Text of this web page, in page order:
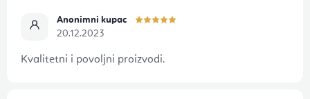
Anonimni kupac
20.12.2023
Kvalitetni i povoljni proizvodi.